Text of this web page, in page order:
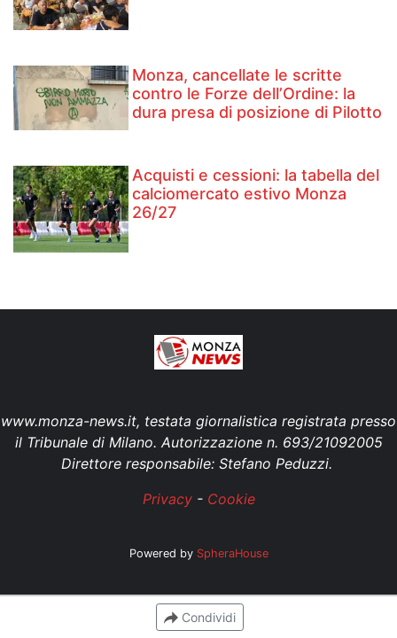
Monza, cancellate le scritte
contro le Forze dell’Ordine: la
dura presa di posizione di Pilotto
Acquisti e cessioni: la tabella del
calciomercato estivo Monza
26/27
www.monza-news.it, testata giornalistica registrata presso
il Tribunale di Milano. Autorizzazione n. 693/21092005
Direttore responsabile: Stefano Peduzzi.
Privacy- Cookie
Powered by SpheraHouse
Condividi